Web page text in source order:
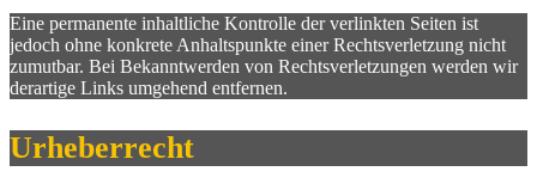
Eine permanente inhaltliche Kontrolle der verlinkten Seiten ist
jedoch ohne konkrete Anhaltspunkte einer Rechtsverletzung nicht
zumutbar. Bei Bekanntwerden von Rechtsverletzungen werden wir
derartige Links umgehend entfernen.
Urheberrecht